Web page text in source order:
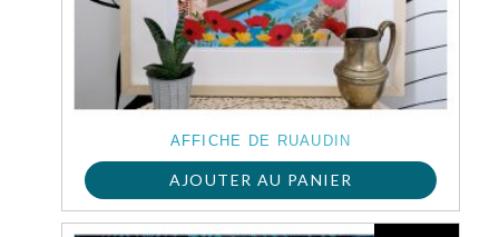
AFFICHE DE RUAUDIN
AJOUTER AU PANIER